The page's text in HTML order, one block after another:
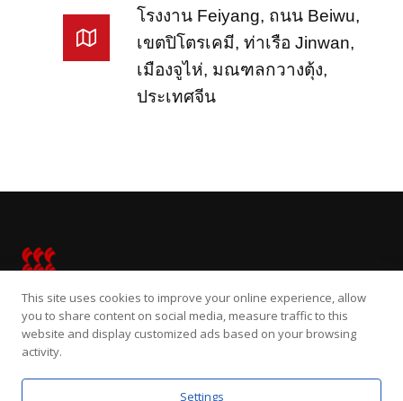
โรงงาน Feiyang, ถนน Beiwu,
เขตปิโตรเคมี, ท่าเรือ Jinwan,
เมืองจูไห่, มณฑลกวางตุ้ง,
ประเทศจีน
หน้าแรก DEM ตัวทำละลาย เกี่ยวกับ
Hindi
Indonesian
Turkish
This site uses cookies to improve your online experience, allow
you to share content on social media, measure traffic to this
website and display customized ads based on your browsing
activity.
Settings